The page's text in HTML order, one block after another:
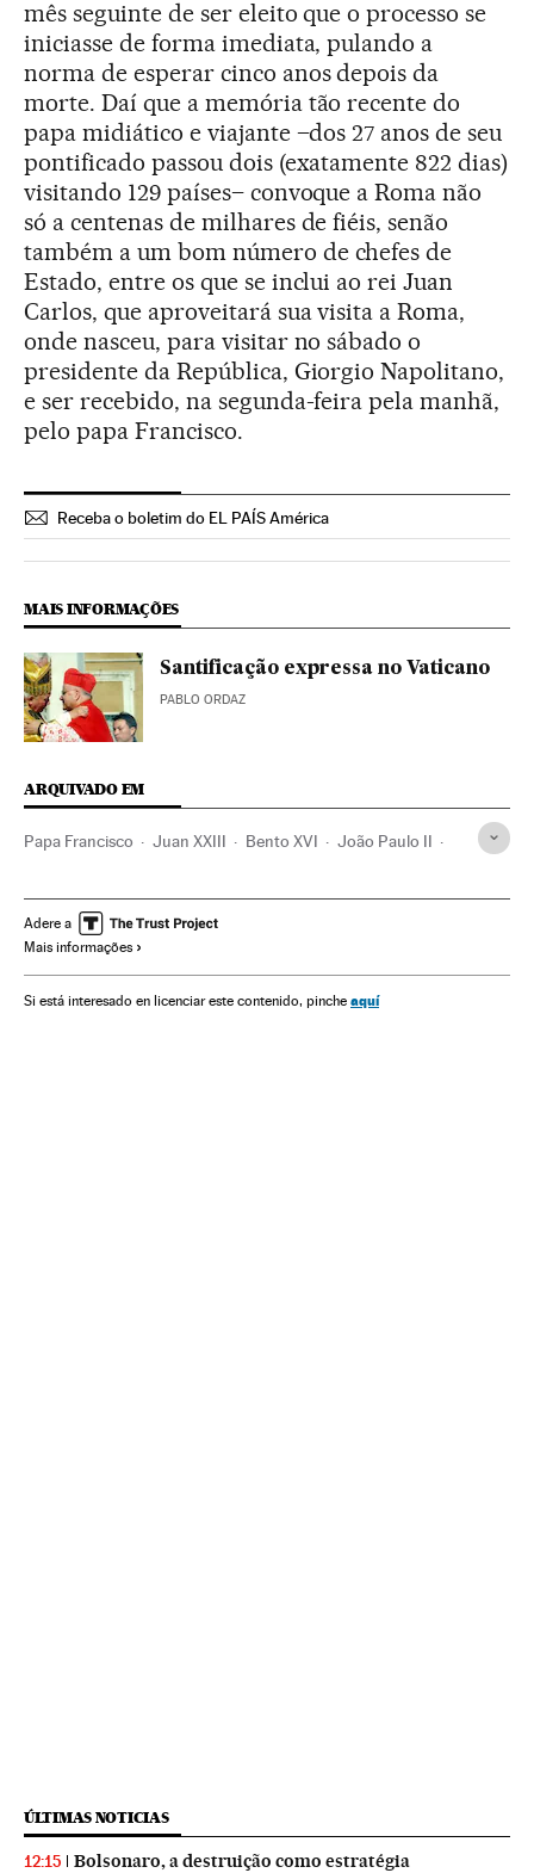
mês seguinte de ser eleito que o processo se
iniciasse de forma imediata, pulando a
norma de esperar cinco anos depois da
morte. Daí que a memória tão recente do
papa midiático e viajante –dos 27 anos de seu
pontificado passou dois (exatamente 822 dias)
visitando 129 países– convoque a Roma não
só a centenas de milhares de fiéis, senão
também a um bom número de chefes de
Estado, entre os que se inclui ao rei Juan
Carlos, que aproveitará sua visita a Roma,
onde nasceu, para visitar no sábado o
presidente da República, Giorgio Napolitano,
e ser recebido, na segunda-feira pela manhã,
pelo papa Francisco.
Receba o boletim do EL PAÍS América
MAIS INFORMAÇÕES
Santificação expressa no Vaticano
PABLO ORDAZ
ARQUIVADO EM
Papa Francisco Juan XXIII Bento XVI João Paulo II
Europa Papa Clero Igreja católica
Adere a
Mais informações
Si está interesado en licenciar este contenido, pinche aquí
ÚLTIMAS NOTICIAS
12:15 Bolsonaro, a destruição como estratégia